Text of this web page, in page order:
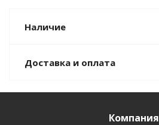
Наличие
Доставка и оплата
Компания